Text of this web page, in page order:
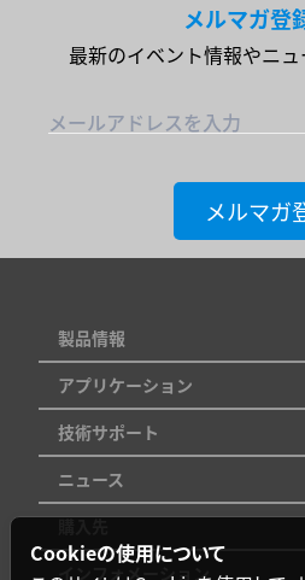
メルマガ登
最新のイベント情報やニ
メールアドレスを入力
メルマガ
製品情報
アプリケーション
技術サポート
ニュース
購入先
インフォメーション
Cookieの使用について